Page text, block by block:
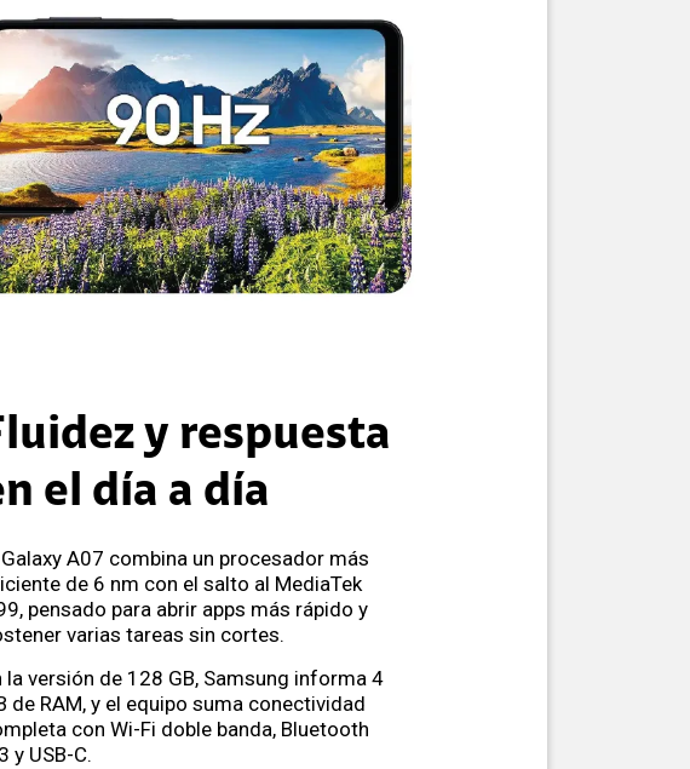
y respuesta
el día a día
Galaxy A07 combina un procesador más
de 6 nm con el salto al MediaTek
pensado para abrir apps más rápido y
varias tareas sin cortes.
la versión de 128 GB, Samsung informa 4
de RAM, y el equipo suma conectividad
con Wi-Fi doble banda, Bluetooth
y USB-C.